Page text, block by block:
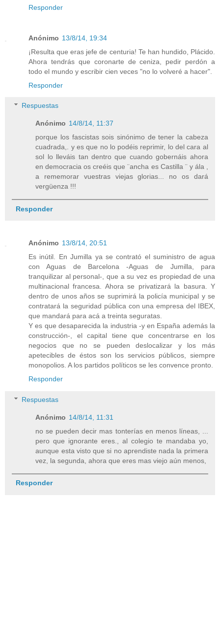
Responder
Anónimo 13/8/14, 19:34
¡Resulta que eras jefe de centuria! Te han hundido, Plácido.
Ahora tendrás que coronarte de ceniza, pedir perdón a
todo el mundo y escribir cien veces "no lo volveré a hacer".
Responder
Respuestas
Anónimo 14/8/14, 11:37
porque los fascistas sois sinónimo de tener la cabeza
cuadrada,. y es que no lo podéis reprimir, lo del cara al
sol lo lleváis tan dentro que cuando gobernáis ahora
en democracia os creéis que ¨ancha es Castilla ¨ y ála ,
a rememorar vuestras viejas glorias... no os dará
vergüenza !!!
Responder
Anónimo 13/8/14, 20:51
Es inútil. En Jumilla ya se contrató el suministro de agua
con Aguas de Barcelona -Aguas de Jumilla, para
tranquilizar al personal-, que a su vez es propiedad de una
multinacional francesa. Ahora se privatizará la basura. Y
dentro de unos años se suprimirá la policía municipal y se
contratará la seguridad pública con una empresa del IBEX,
que mandará para acá a treinta seguratas.
Y es que desaparecida la industria -y en España además la
construcción-, el capital tiene que concentrarse en los
negocios que no se pueden deslocalizar y los más
apetecibles de éstos son los servicios públicos, siempre
monopolios. A los partidos políticos se les convence pronto.
Responder
Respuestas
Anónimo 14/8/14, 11:31
no se pueden decir mas tonterías en menos líneas, ...
pero que ignorante eres., al colegio te mandaba yo,
aunque esta visto que si no aprendiste nada la primera
vez, la segunda, ahora que eres mas viejo aún menos,
Responder